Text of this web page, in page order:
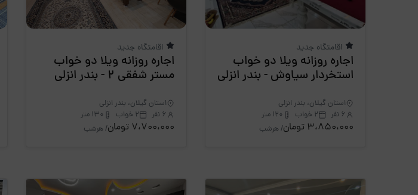
اقامتگاه جدید
اجاره روزانه ویلا دو خواب
استخردار سیاوش - بندر انزلی
استان گیلان، بندر انزلی
6 نفر
2 خواب 120 متر
3،850،000 تومان / هرشب
اقامتگاه جدید
اجاره روزانه ویلا دو خواب
مستر شفقی 2 - بندر انزلی
استان گیلان، بندر انزلی
6 نفر
2 خواب 130 متر
7،700،000 تومان / هرشب